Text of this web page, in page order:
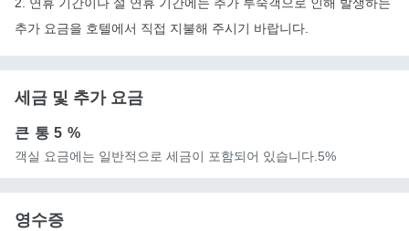
2. 연휴 기간이나 설 연휴 기간에는 추가 투숙객으로 인해 발생하는
추가 요금을 호텔에서 직접 지불해 주시기 바랍니다.
세금 및 추가 요금
큰 통5 %
객실 요금에는 일반적으로 세금이 포함되어 있습니다.5%
영수증